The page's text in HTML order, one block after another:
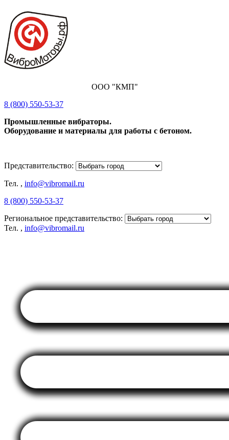
ООО "КМП"
8 (800) 550-53-37
Промышленные вибраторы.
Оборудование и материалы для работы с бетоном.
Представительство:
Тел. , info@vibromail.ru
8 (800) 550-53-37
Региональное представительство:
Тел. , info@vibromail.ru